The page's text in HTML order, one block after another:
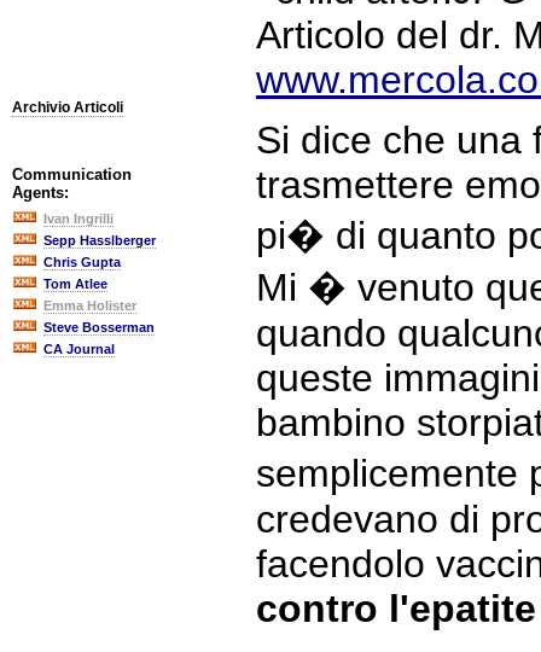
Archivio Articoli
Communication
Agents:
Ivan Ingrilli
Sepp Hasslberger
Chris Gupta
Tom Atlee
Emma Holister
Steve Bosserman
CA Journal
Articolo del dr.
Si dice che una
trasmettere
pi� di quanto
Mi � venuto
quando
queste
bambino
semplicemente
credevano di
facendolo
contro